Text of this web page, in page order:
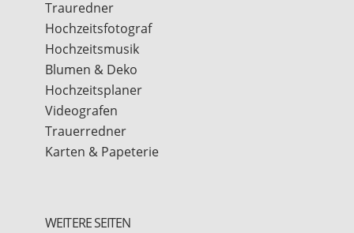
Trauredner
Hochzeitsfotograf
Hochzeitsmusik
Blumen & Deko
Hochzeitsplaner
Videografen
Trauerredner
Karten & Papeterie
WEITERE SEITEN